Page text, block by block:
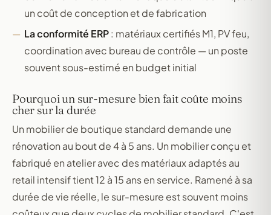
un coût de conception et de fabrication
La conformité ERP: matériaux certifiés M1, PV feu,
coordination avec bureau de contrôle — un poste
souvent sous-estimé en budget initial
Pourquoi un sur-mesure bien fait coûte moins
cher sur la durée
Un mobilier de boutique standard demande une
rénovation au bout de 4 à 5 ans. Un mobilier conçu et
fabriqué en atelier avec des matériaux adaptés au
retail intensif tient 12 à 15 ans en service. Ramené à sa
durée de vie réelle, le sur-mesure est souvent moins